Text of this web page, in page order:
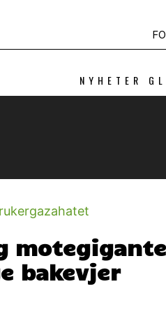
NYHETER
bakevjer